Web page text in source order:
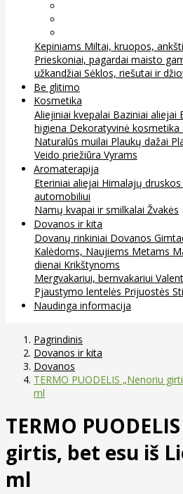
Kepiniams Miltai, kruopos,
Prieskoniai, pagardai maisto
užkandžiai Sėklos, riešutai ir
Be glitimo
Kosmetika
Aliejiniai kvepalai Baziniai aliejai
higiena Dekoratyvinė kosmetika
Naturalūs muilai Plaukų dažai
Veido priežiūra Vyrams
Aromaterapija
Eteriniai aliejai Himalajų
automobiliui
Namų kvapai ir smilkalai Žvakės
Dovanos ir kita
Dovanų rinkiniai Dovanos
Kalėdoms, Naujiems Metams
dienai Krikštynoms
Mergvakariui, bernvakariui
Pjaustymo lentelės Prijuostės
Naudinga informacija
Pagrindinis
Dovanos ir kita
Dovanos
TERMO PUODELIS „Nenoriu
ml
TERMO
girtis, bet esu iš
ml